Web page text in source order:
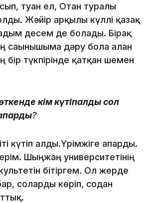
туған ел, Отан туралы
Жәйір арқылы күллі қазақ
десем де болады. Бірақ
сағынышыма дәру бола алған
бір түкпірінде қатқан шемен
кім күтіпалды сол
?
күтіп алды.Үрімжіге апарды.
Шыңжаң университетінің
бітіргем. Ол жерде
соларды көріп, содан